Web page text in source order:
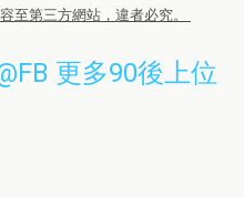
至第三方網站，違者必究。
更多90後上位